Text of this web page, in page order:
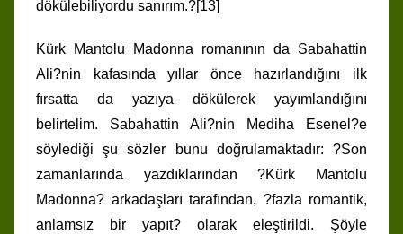
dökülebiliyordu sanırım.?[13]
Kürk Mantolu Madonna romanının da Sabahattin
Ali?nin kafasında yıllar önce hazırlandığını ilk
fırsatta da yazıya dökülerek yayımlandığını
belirtelim. Sabahattin Ali?nin Mediha Esenel?e
söylediği şu sözler bunu doğrulamaktadır: ?Son
zamanlarında yazdıklarından ?Kürk Mantolu
Madonna? arkadaşları tarafından, ?fazla romantik,
anlamsız bir yapıt? olarak eleştirildi. Şöyle